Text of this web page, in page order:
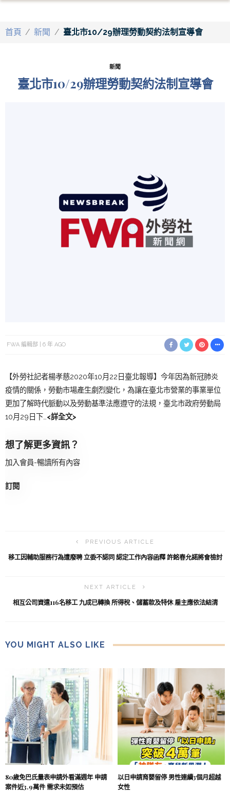
首頁 / 新聞 / 臺北市10/29辦理勞動契約法制宣導會
新聞
臺北市10/29辦理勞動契約法制宣導會
FWA 編輯部 6 年 AGO
【外勞社記者楊孝慈2020年10月22日臺北報導】今年因為新冠肺炎
疫情的關係，勞動市場產生劇烈變化，為讓在臺北市營業的事業單位
更加了解時代脈動以及勞動基準法應遵守的法規，臺北市政府勞動局
10月29日下… <詳全文>
想了解更多資訊？
加入會員-暢讀所有內容
訂閱
PREVIOUS ARTICLE
移工因輔助服務行為遭廢聘 立委不認同 認定工作內容函釋 許銘春允諾將會檢討
NEXT ARTICLE
相互公司資遣116名移工 九成已轉換 所得稅、儲蓄款及特休 雇主應依法結清
YOU MIGHT ALSO LIKE
80歲免巴氏量表申請外看滿週年 申請
案件近3.9萬件 需求未如預估
以日申請育嬰留停 男性連續3個月超越
女性